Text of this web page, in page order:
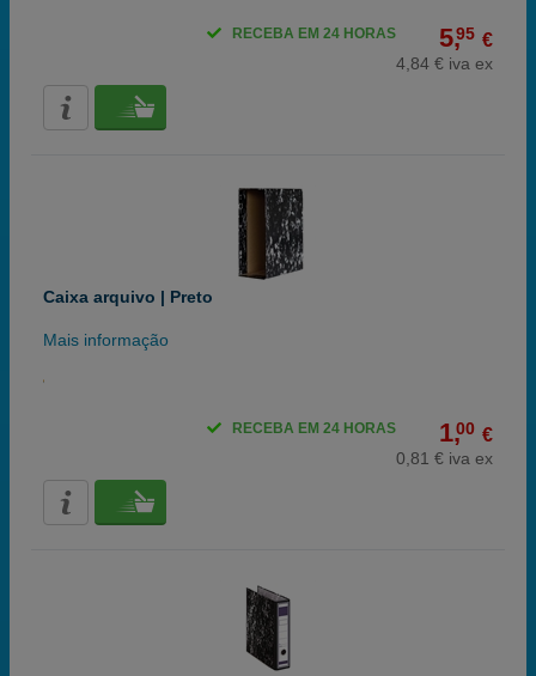
5,95 €
4,84 € iva ex
RECEBA EM 24 HORAS
Caixa arquivo | Preto
Mais informação
1,00 €
0,81 € iva ex
RECEBA EM 24 HORAS